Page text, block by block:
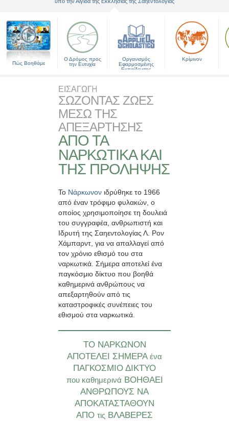
Πώς Βοηθάμε
Ο Δρόμος προς
την Ευτυχία
Οργανισμός
Εφαρμοσμένης
Εκπαίδευσης
Κρίμινον
ΕΙΣΑΓΩΓН
ΣΩΖΟΝΤΑΣ ΖΩΕΣ
ΜΕΣΩ ΤΗΣ
ΑΠΕΞΑΡΤΗΣΗΣ
ΑΠΟ ΤΑ
ΝΑΡΚΩΤΙΚΑ ΚΑΙ
ΤΗΣ ΠΡΟΛΗΨΗΣ
Το Νάρκωνον ιδρύθηκε το 1966
από έναν τρόφιμο φυλακών, ο
οποίος χρησιμοποίησε τη δουλειά
του συγγραφέα, ανθρωπιστή και
Ιδρυτή της Σαηεντολογίας Λ. Ρον
Χάμπαρντ, για να απαλλαγεί από
τον χρόνιο εθισμό του στα
ναρκωτικά. Σήμερα αποτελεί ένα
παγκόσμιο δίκτυο που βοηθά
καθημερινά ανθρώπους να
απεξαρτηθούν από τις
καταστροφικές συνέπειες του
εθισμού στα ναρκωτικά.
ΤΟ ΝΑΡΚΩΝΟΝ
ΑΠΟΤΕΛΕΙ ΣΗΜΕΡΑ ένα
ΠΑΓΚΟΣΜΙΟ ΔΙΚΤΥΟ
που καθημερινά ΒΟΗΘΑΕΙ
ΑΝΘΡΩΠΟΥΣ ΝΑ
ΑΠΟΚΑΤΑΣΤΑΘΟΥΝ
ΑΠΟ τις ΒΛΑΒΕΡΕΣ